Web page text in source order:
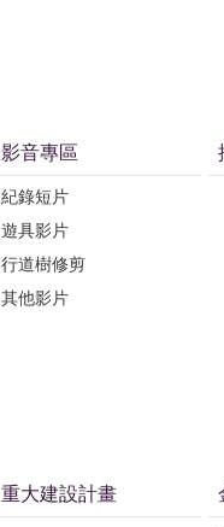
影音專區
紀錄短片
遊具影片
行道樹修剪
其他影片
重大建設計畫